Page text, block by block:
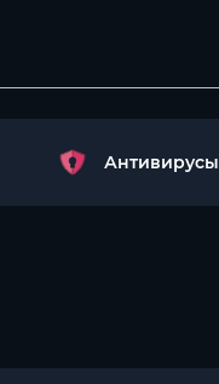
Антивирусы